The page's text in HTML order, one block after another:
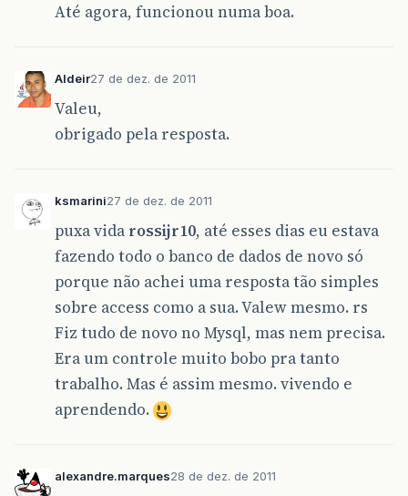
Até agora, funcionou numa boa.
Aldeir27 de dez. de 2011
Valeu,
obrigado pela resposta.
ksmarini27 de dez. de 2011
puxa vida rossijr10, até esses dias eu estava
fazendo todo o banco de dados de novo só
porque não achei uma resposta tão simples
sobre access como a sua. Valew mesmo. rs
Fiz tudo de novo no Mysql, mas nem precisa.
Era um controle muito bobo pra tanto
trabalho. Mas é assim mesmo. vivendo e
aprendendo.
alexandre.marques28 de dez. de 2011